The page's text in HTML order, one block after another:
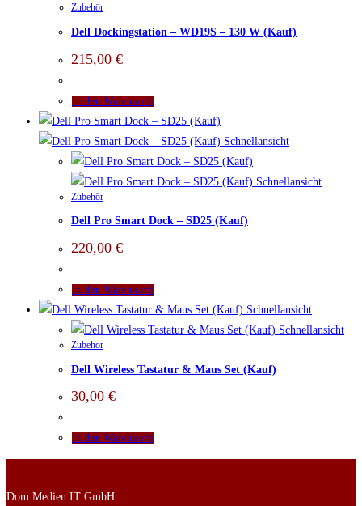
Zubehör
Dell Dockingstation – WD19S – 130 W (Kauf)
215,00 €
In den Warenkorb
Schnellansicht
Schnellansicht
Zubehör
Dell Pro Smart Dock – SD25 (Kauf)
220,00 €
In den Warenkorb
Schnellansicht
Schnellansicht
Zubehör
Dell Wireless Tastatur & Maus Set (Kauf)
30,00 €
In den Warenkorb
Dom Medien IT GmbH